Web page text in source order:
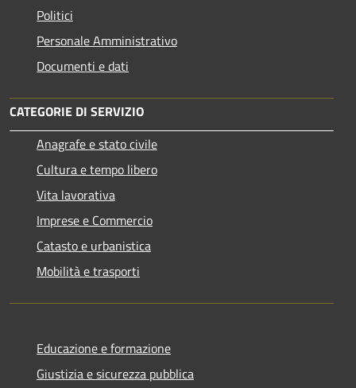
Politici
Personale Amministrativo
Documenti e dati
CATEGORIE DI SERVIZIO
Anagrafe e stato civile
Cultura e tempo libero
Vita lavorativa
Imprese e Commercio
Catasto e urbanistica
Mobilità e trasporti
Educazione e formazione
Giustizia e sicurezza pubblica